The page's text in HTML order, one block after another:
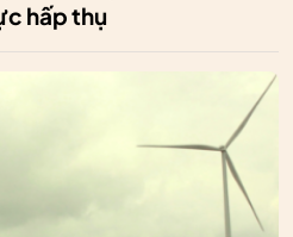
hấp thụ